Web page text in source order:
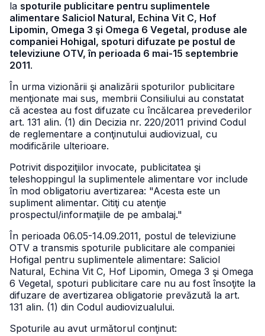
la spoturile publicitare pentru suplimentele
alimentare Saliciol Natural, Echina Vit C, Hof
Lipomin, Omega 3 şi Omega 6 Vegetal, produse ale
companiei Hohigal, spoturi difuzate pe postul de
televiziune OTV, în perioada 6 mai-15 septembrie
2011.
În urma vizionării şi analizării spoturilor publicitare
menţionate mai sus, membrii Consiliului au constatat
că acestea au fost difuzate cu încălcarea prevederilor
art. 131 alin. (1) din Decizia nr. 220/2011 privind Codul
de reglementare a conţinutului audiovizual, cu
modificările ulterioare.
Potrivit dispoziţiilor invocate, publicitatea şi
teleshoppingul la suplimentele alimentare vor include
în mod obligatoriu avertizarea: "Acesta este un
supliment alimentar. Citiţi cu atenţie
prospectul/informaţiile de pe ambalaj."
În perioada 06.05-14.09.2011, postul de televiziune
OTV a transmis spoturile publicitare ale companiei
Hofigal pentru suplimentele alimentare: Saliciol
Natural, Echina Vit C, Hof Lipomin, Omega 3 şi Omega
6 Vegetal, spoturi publicitare care nu au fost însoţite la
difuzare de avertizarea obligatorie prevăzută la art.
131 alin. (1) din Codul audiovizualului.
Spoturile au avut următorul conţinut: